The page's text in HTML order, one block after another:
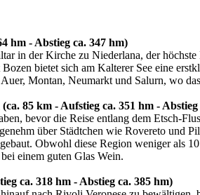
hm - Abstieg ca. 347 hm)
in der Kirche zu Niederlana, der
bietet sich am Kalterer See eine
Montan, Neumarkt und Salurn, wo
85 km - Aufstieg ca. 351 hm - Abstieg
bevor die Reise entlang dem Etsch-
über Städtchen wie Rovereto und
Obwohl diese Region weniger als
einem guten Glas Wein.
ca. 318 hm - Abstieg ca. 385 hm)